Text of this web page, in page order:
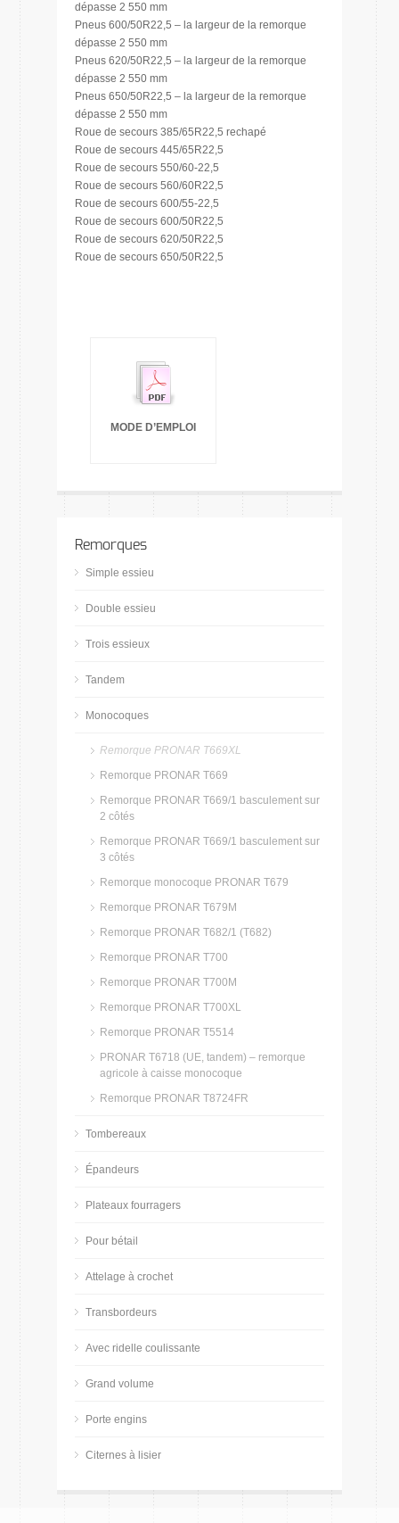
dépasse 2 550 mm
Pneus 600/50R22,5 – la largeur de la remorque
dépasse 2 550 mm
Pneus 620/50R22,5 – la largeur de la remorque
dépasse 2 550 mm
Pneus 650/50R22,5 – la largeur de la remorque
dépasse 2 550 mm
Roue de secours 385/65R22,5 rechapé
Roue de secours 445/65R22,5
Roue de secours 550/60-22,5
Roue de secours 560/60R22,5
Roue de secours 600/55-22,5
Roue de secours 600/50R22,5
Roue de secours 620/50R22,5
Roue de secours 650/50R22,5
MODE D’EMPLOI
Remorques
Simple essieu
Double essieu
Trois essieux
Tandem
Monocoques
Remorque PRONAR T669XL
Remorque PRONAR T669
Remorque PRONAR T669/1 basculement sur
2 côtés
Remorque PRONAR T669/1 basculement sur
3 côtés
Remorque monocoque PRONAR T679
Remorque PRONAR T679M
Remorque PRONAR T682/1 (T682)
Remorque PRONAR T700
Remorque PRONAR T700M
Remorque PRONAR T700XL
Remorque PRONAR T5514
PRONAR T6718 (UE, tandem) – remorque
agricole à caisse monocoque
Remorque PRONAR T8724FR
Tombereaux
Épandeurs
Plateaux fourragers
Pour bétail
Attelage à crochet
Transbordeurs
Avec ridelle coulissante
Grand volume
Porte engins
Citernes à lisier